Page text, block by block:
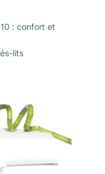
: confort et
lits